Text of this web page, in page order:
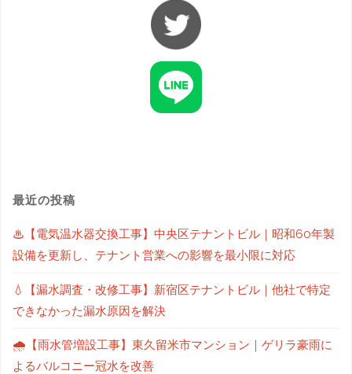
最近の投稿
♨【電気温水器交換工事】中央区テナントビル｜昭和60年製
設備を更新し、テナント営業への影響を最小限に対応
💧【漏水調査・改修工事】新宿区テナントビル｜他社で特定
できなかった漏水原因を解決
🌧【雨水管増設工事】東久留米市マンション｜ゲリラ豪雨に
よるバルコニー冠水を改善